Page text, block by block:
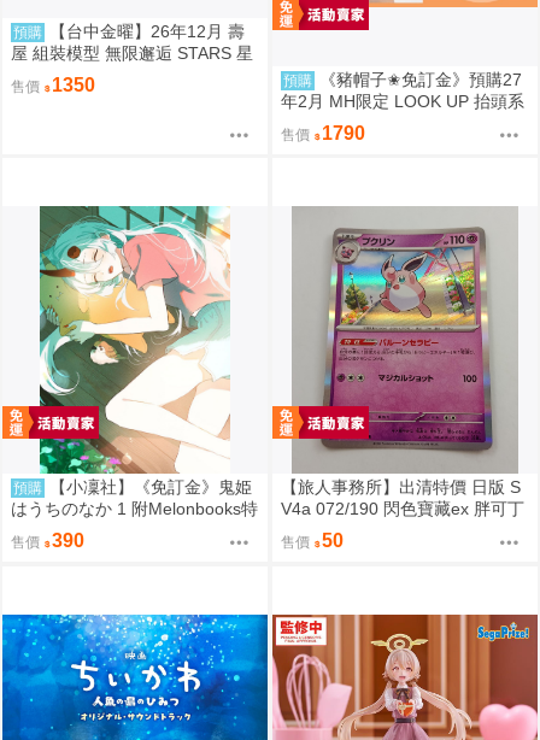
預購
【台中金曜】26年12月 壽
屋 組裝模型 無限邂逅 STARS 星
星 女僕服Ver 0904
售價 1350 預購
《豬帽子✬免訂金》預購27
年2月 MH限定 LOOK UP 抬頭系
列 火影忍者疾風傳 漩渦鳴人&自
來也 套組 0812
售價 1790
預購
【小凜社】《免訂金》鬼姫
はうちのなか 1 附Melonbooks特
典
售價 390
【旅人事務所】出清特價 日版 S
V4a 072/190 閃色寶藏ex 胖可丁
閃卡 PTCG 寶可夢 卡牌【原售價
200元 特價50元】
售價 50